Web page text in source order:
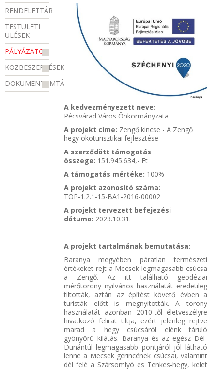
RENDELETTÁR
TESTÜLETI
ÜLÉSEK
PÁLYÁZATOK
KÖZBESZERZÉSEK
DOKUMENTUMTÁR
A kedvezményezett neve:
Pécsvárad Város Önkormányzata
A projekt címe: Zengő kincse - A Zengő
hegy ökoturisztikai fejlesztése
A szerződött támogatás
összege: 151.945.634,- Ft
A támogatás mértéke: 100%
A projekt azonosító száma:
TOP-1.2.1-15-BA1-2016-00002
A projekt tervezett befejezési
dátuma: 2023.10.31.
A projekt tartalmának bemutatása:
Baranya megyében páratlan természeti
értékeket rejt a Mecsek legmagasabb csúcsa
a Zengő. Az itt található geodéziai
mérőtorony nyilvános használatát eredetileg
tiltották, aztán az építést követő évben a
turisták előtt is megnyitották. A torony
használatát azonban 2010-től életveszélyre
hivatkozó felirat tiltja, ezért jelenleg rejtve
marad a hegy csúcsáról elénk táruló
gyönyörű kilátás. Baranya és az egész Dél-
Dunántúl legmagasabb pontjáról jól látható
lenne a Mecsek gerincének csúcsai, valamint
dél felé a Szársomlyó és Tenkes-hegy, kelet